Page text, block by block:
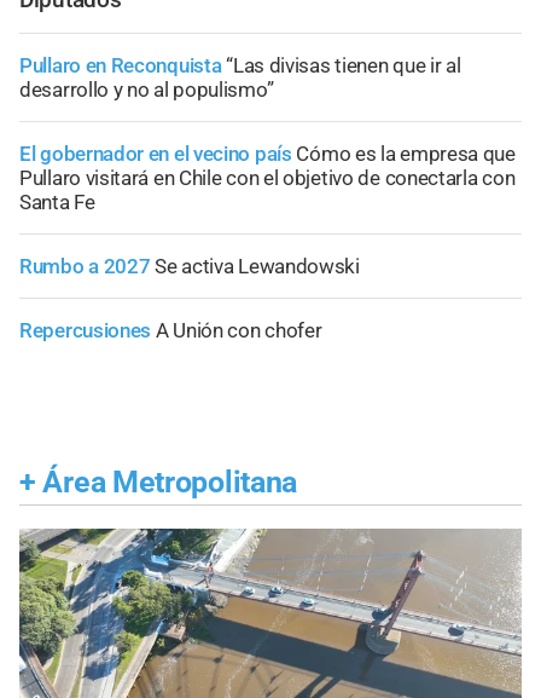
Pullaro en Reconquista“Las divisas tienen que ir al
desarrollo y no al populismo”
El gobernador en el vecino país Cómo es la empresa que
Pullaro visitará en Chile con el objetivo de conectarla con
Santa Fe
Rumbo a 2027 Se activa Lewandowski
Repercusiones A Unión con chofer
+ Área Metropolitana